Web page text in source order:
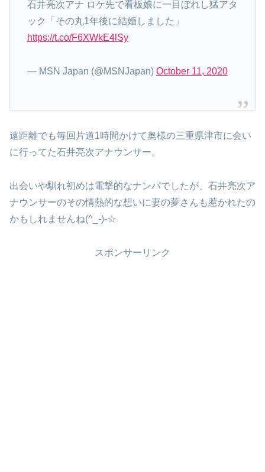
石井亮次アナ ロケ先で看板娘に一目ぼれし猛アタ
ック「その丸1年後に結婚しました」
https://t.co/F6XWkE4lSy
— MSN Japan (@MSNJapan) October 11, 2020
遠距離でも毎回片道1時間かけて奥様の三重県津市に会い
に行ってた石井亮次アナウンサー。
出会いや馴れ初めは電撃的なナンパでしたが、石井亮次ア
ナウンサーのその情熱的な想いに妻の夢さんも惹かれたの
かもしれませんね(^_-)-☆
スポンサーリンク